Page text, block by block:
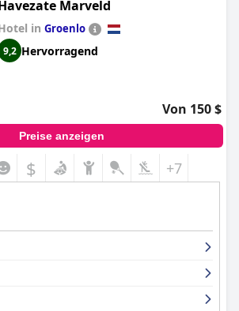
Marveld
in Groenlo
9,2 Hervorragend
Von 150 $
Preise anzeigen
$ +7